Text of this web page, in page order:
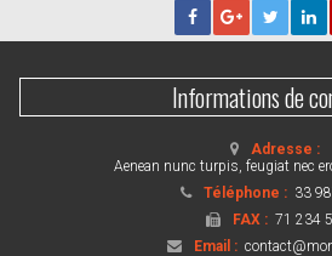
Informations de
Adresse :
Aenean nunc turpis, feugiat nec
Téléphone : 33
FAX :71 234
Email :